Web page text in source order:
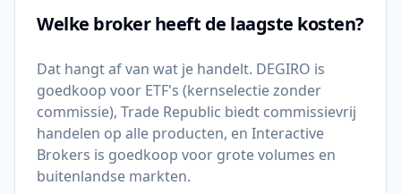
Welke broker heeft de laagste kosten?
Dat hangt af van wat je handelt. DEGIRO is
goedkoop voor ETF's (kernselectie zonder
commissie), Trade Republic biedt commissievrij
handelen op alle producten, en Interactive
Brokers is goedkoop voor grote volumes en
buitenlandse markten.